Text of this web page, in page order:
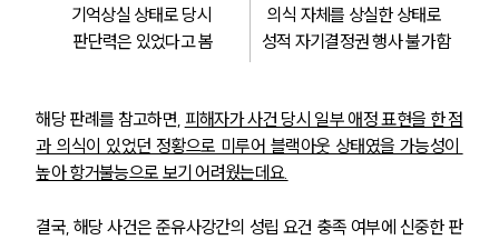
기억상실 상태로 당시
판단력은 있었다고 봄
의식 자체를 상실한 상태로
성적 자기결정권 행사 불가함
해당 판례를 참고하면, 피해자가 사건 당시 일부 애정 표현을 한 점
과 의식이 있었던 정황으로 미루어 블랙아웃 상태였을 가능성이
높아 항거불능으로 보기 어려웠는데요.
결국, 해당 사건은 준유사강간의 성립 요건 충족 여부에 신중한 판